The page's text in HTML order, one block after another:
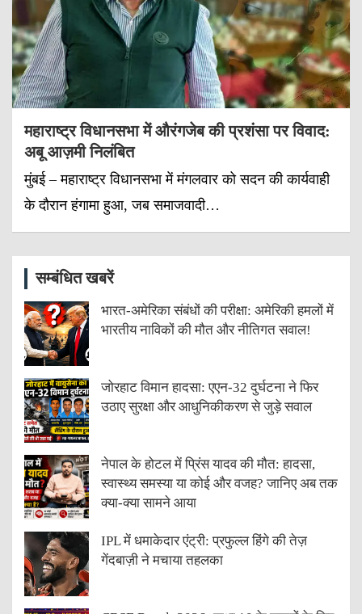
महाराष्ट्र विधानसभा में औरंगजेब की प्रशंसा पर विवाद:
अबू आज़मी निलंबित
मुंबई – महाराष्ट्र विधानसभा में मंगलवार को सदन की कार्यवाही
के दौरान हंगामा हुआ, जब समाजवादी…
सम्बंधित खबरें
भारत-अमेरिका संबंधों की परीक्षा: अमेरिकी हमलों में
भारतीय नाविकों की मौत और नीतिगत सवाल!
जोरहाट विमान हादसा: एएन-32 दुर्घटना ने फिर
उठाए सुरक्षा और आधुनिकीकरण से जुड़े सवाल
नेपाल के होटल में प्रिंस यादव की मौत: हादसा,
स्वास्थ्य समस्या या कोई और वजह? जानिए अब तक
क्या-क्या सामने आया
IPL में धमाकेदार एंट्री: प्रफुल्ल हिंगे की तेज़
गेंदबाज़ी ने मचाया तहलका